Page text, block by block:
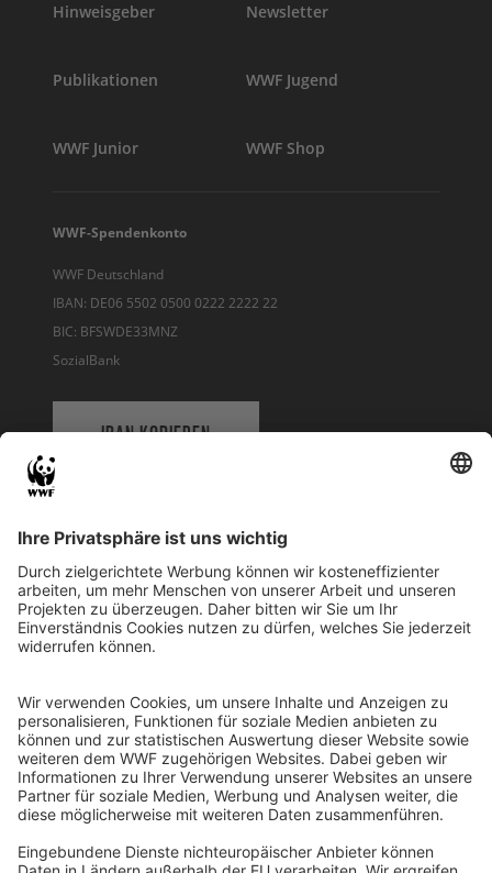
Hinweisgeber Newsletter
Publikationen WWF Jugend
WWF Junior WWF Shop
WWF-Spendenkonto
WWF Deutschland
IBAN: DE06 5502 0500 0222 2222 22
BIC: BFSWDE33MNZ
SozialBank
IBAN KOPIEREN
WWF Deutschland
Reinhardtstr. 18
10117 Berlin
Ihre Spende kann steuerlich geltend gemacht werden
Registriert als Stiftung WWF Deutschland, Senatsverwaltung für
Justiz Berlin, Az: 3416/976/2
Umsatzsteuer-Identifikationsnummer: DE 114236103
Freistellungsbescheid: Als gemeinnützige Körperschaft befreit